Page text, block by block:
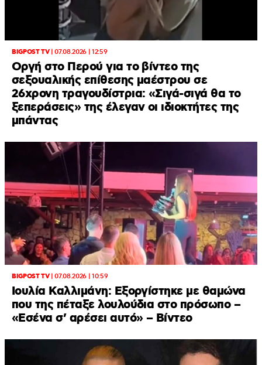
BIGPOST TV|07.08.2026 | 12:59
Οργή στο Περού για το βίντεο της
σεξουαλικής επίθεσης μαέστρου σε
26χρονη τραγουδίστρια: «Σιγά-σιγά θα το
ξεπεράσεις» της έλεγαν οι ιδιοκτήτες της
μπάντας
BIGPOST TV|07.08.2026 | 10:59
Ιουλία Καλλιμάνη: Εξοργίστηκε με θαμώνα
που της πέταξε λουλούδια στο πρόσωπο –
«Εσένα σ’ αρέσει αυτό» – Βίντεο